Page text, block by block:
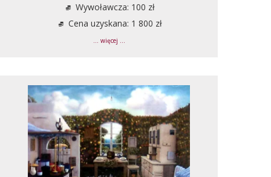
Wywoławcza: 100 zł
Cena uzyskana: 1 800 zł
... więcej ...